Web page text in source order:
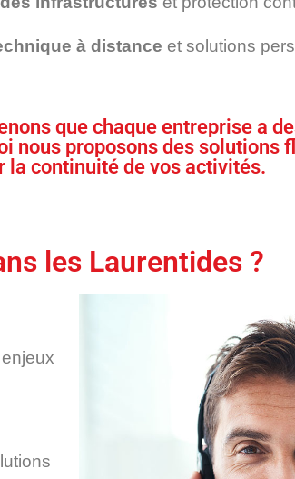
à distance et solutions
que chaque entreprise a
nous proposons des solutions
la continuité de vos activités.
les Laurentides ?